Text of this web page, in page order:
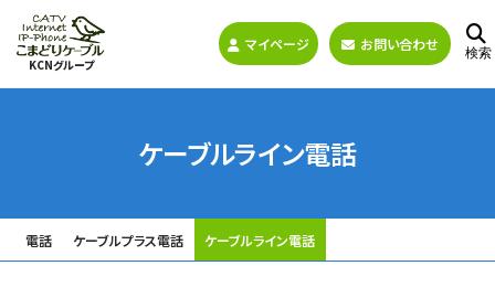
KCNグループ
マイページ お問い合わせ 検索
ケーブルライン電話
電話 ケーブルプラス電話 ケーブルライン電話